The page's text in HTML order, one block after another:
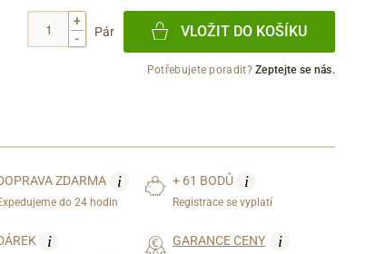
+
-
Pár VLOŽIT DO KOŠÍKU
Potřebujete poradit?Zeptejte se nás.
ZDARMA i
do 24 hodin
+ 61 BODŮ i
Registrace se vyplatí
i GARANCE CENY i